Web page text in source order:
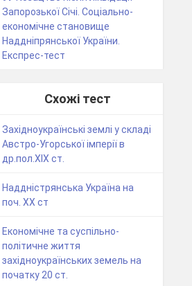
Запорозької Січі. Соціально-
економічне становище
Наддніпрянської України.
Експрес-тест
Схожі тест
Західноукраїнські землі у складі
Австро-Угорської імперії в
др.пол.ХІХ ст.
Наддністрянська Україна на
поч. ХХ ст
Економічне та суспільно-
політичне життя
західноукраїнських земель на
початку 20 ст.